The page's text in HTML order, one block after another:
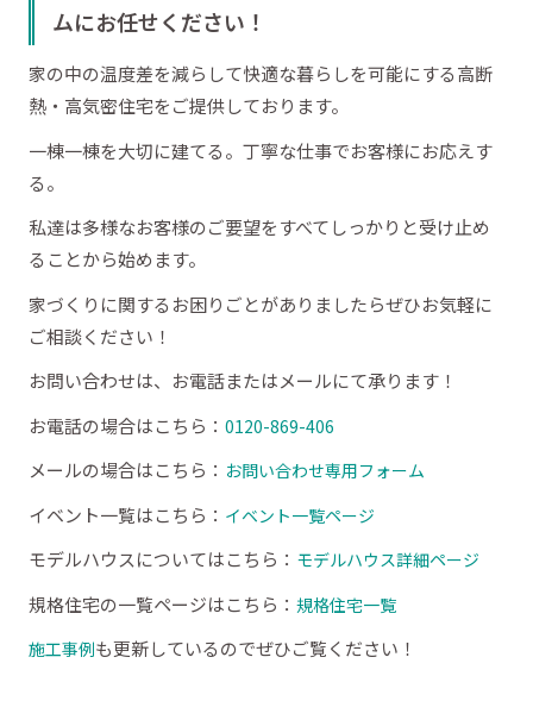
ムにお任せください！
家の中の温度差を減らして快適な暮らしを可能にする高断
熱・高気密住宅をご提供しております。
一棟一棟を大切に建てる。丁寧な仕事でお客様にお応えす
る。
私達は多様なお客様のご要望をすべてしっかりと受け止め
ることから始めます。
家づくりに関するお困りごとがありましたらぜひお気軽に
ご相談ください！
お問い合わせは、お電話またはメールにて承ります！
お電話の場合はこちら： 0120-869-406
メールの場合はこちら： お問い合わせ専用フォーム
イベント一覧はこちら： イベント一覧ページ
モデルハウスについてはこちら： モデルハウス詳細ページ
規格住宅の一覧ページはこちら： 規格住宅一覧
施工事例も更新しているのでぜひご覧ください！